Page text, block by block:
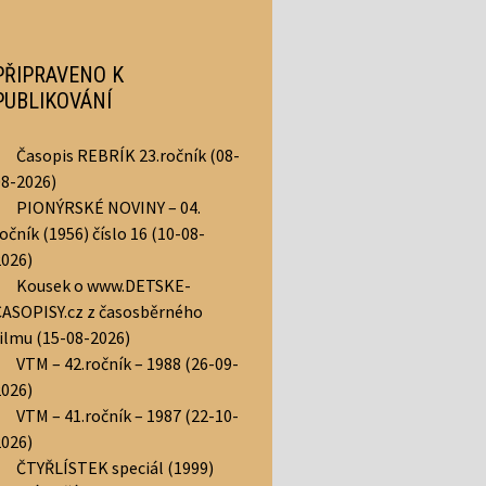
K
Časopis REBRÍK 23.ročník (08-
2026)
PIONÝRSKÉ NOVINY – 04.
(1956) číslo 16 (10-08-
Kousek o www.DETSKE-
z časosběrného
(15-08-2026)
VTM – 42.ročník – 1988 (26-09-
VTM – 41.ročník – 1987 (22-10-
ČTYŘLÍSTEK speciál (1999)